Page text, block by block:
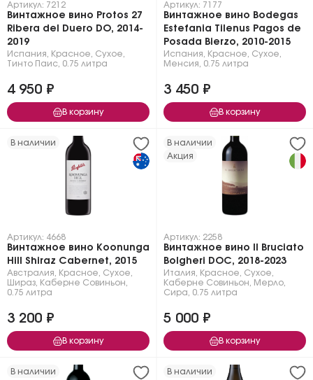
Артикул: 7212
Винтажное вино Protos 27
Ribera del Duero DO, 2014-
2019
Испания Красное Сухое
Тинто Паис
0.75 литра
4 950 ₽
В корзину
Артикул: 7177
Винтажное вино Bodegas
Estefania Tilenus Pagos de
Posada Bierzo, 2010-2015
Испания Красное Сухое
Менсия
0.75 литра
3 450 ₽
В корзину
В наличии
Артикул: 4668
Винтажное вино Koonunga
Hill Shiraz Cabernet, 2015
Австралия Красное Сухое
Шираз
Каберне Совиньон
0.75 литра
3 200 ₽
В корзину
В наличии
Акция
Артикул: 2258
Винтажное вино Il Bruciato
Bolgheri DOC, 2018-2023
Италия Красное Сухое
Каберне Совиньон
Мерло
Сира
0.75 литра
5 000 ₽
В корзину
В наличии В наличии